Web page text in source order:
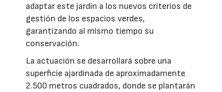
adaptar este jardín a los nuevos criterios de
gestión de los espacios verdes,
garantizando al mismo tiempo su
conservación.
La actuación se desarrollará sobre una
superficie ajardinada de aproximadamente
2.500 metros cuadrados, donde se plantarán